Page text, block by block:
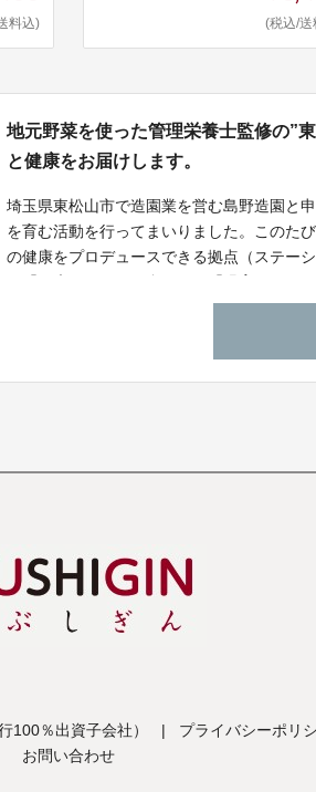
料込) (税込/送
地元野菜を使った管理栄養士監修の”
と健康をお届けします。
埼玉県東松山市で造園業を営む島野造園と
を育む活動を行ってまいりました。このた
の健康をプロデュースできる拠点（ステー
た。今回のプロジェクトでは、私たちの想
100％出資子会社） |
プライバシーポリ
お問い合わせ